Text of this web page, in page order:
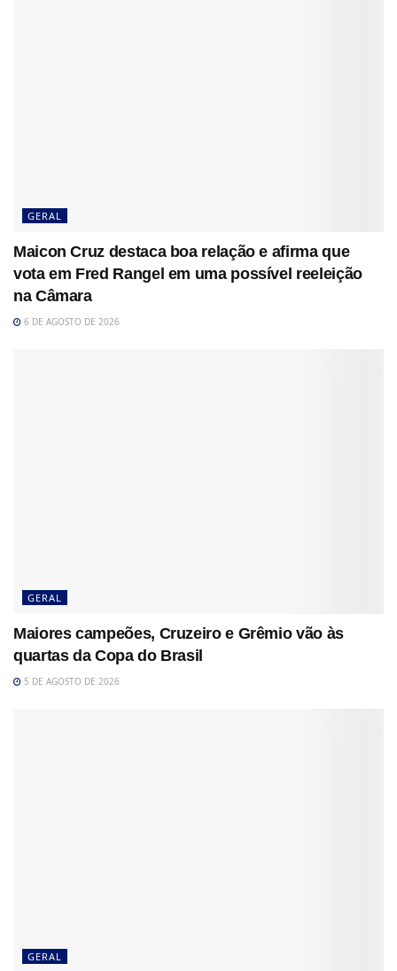
GERAL
Maicon Cruz destaca boa relação e afirma que
vota em Fred Rangel em uma possível reeleição
na Câmara
6 DE AGOSTO DE 2026
GERAL
Maiores campeões, Cruzeiro e Grêmio vão às
quartas da Copa do Brasil
5 DE AGOSTO DE 2026
GERAL